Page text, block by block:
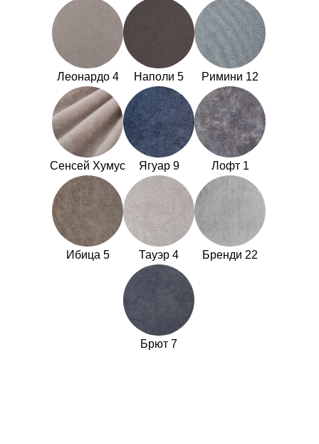
Леонардо 4 Наполи 5 Римини 12
Сенсей Хумус Ягуар 9 Лофт 1
Ибица 5 Тауэр 4 Бренди 22
Брют 7